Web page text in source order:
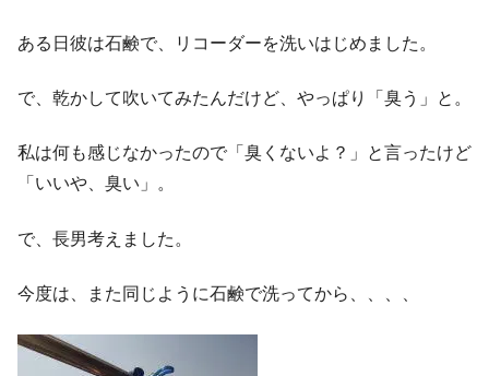
ある日彼は石鹸で、リコーダーを洗いはじめました。
で、乾かして吹いてみたんだけど、やっぱり「臭う」と。
私は何も感じなかったので「臭くないよ？」と言ったけど
「いいや、臭い」。
で、長男考えました。
今度は、また同じように石鹸で洗ってから、、、、